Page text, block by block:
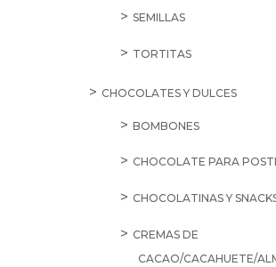
SEMILLAS
TORTITAS
CHOCOLATES Y DULCES
BOMBONES
CHOCOLATE PARA
CHOCOLATINAS Y
CREMAS DE
CACAO/CACAHUETE/